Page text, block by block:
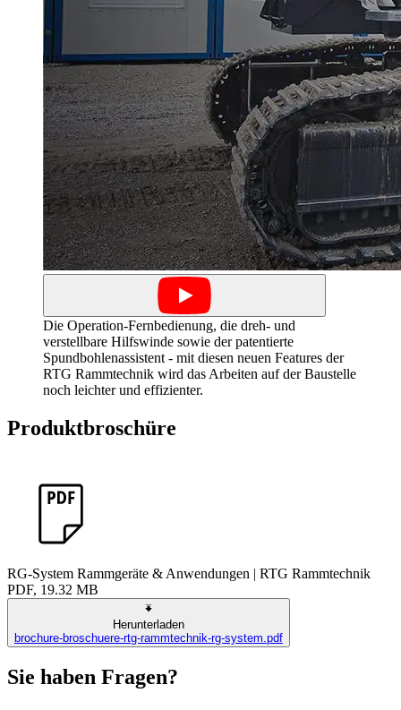
Die Operation-Fernbedienung, die dreh- und
verstellbare Hilfswinde sowie der patentierte
Spundbohlenassistent - mit diesen neuen Features der
RTG Rammtechnik wird das Arbeiten auf der Baustelle
noch leichter und effizienter.
Produktbroschüre
RG-System Rammgeräte & Anwendungen | RTG Rammtechnik
PDF, 19.32 MB
Herunterladen
brochure-broschuere-rtg-rammtechnik-rg-system.pdf
Sie haben Fragen?